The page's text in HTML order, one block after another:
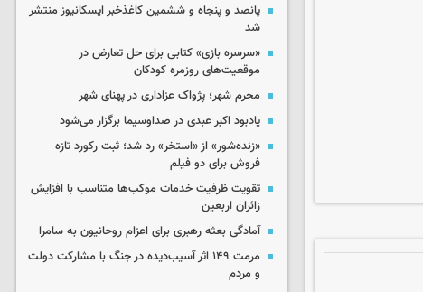
پانصد و پنجاه و ششمین کاغذخبر ایسکانیوز منتشر
شد
«سرسره بازی» کتابی برای حل تعارض در
موقعیت‌های روزمره کودکان
محرم شهر؛ پژواک عزاداری در پهنای شهر
یادبود اکبر عبدی در صداوسیما برگزار می‌شود
«زنده‌شور» از «استخر» رد شد؛ ثبت رکورد تازه
فروش برای دو فیلم
تقویت ظرفیت خدمات موکب‌ها متناسب با افزایش
زائران اربعین
آمادگی بعثه رهبری برای اعزام روحانیون به سامرا
مرمت ۱۴۹ اثر آسیب‌دیده در جنگ با مشارکت دولت
و مردم